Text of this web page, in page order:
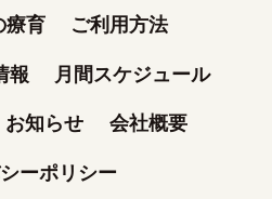
療育 ご利用方法
報 月間スケジュール
お知らせ 会社概要
ーポリシー